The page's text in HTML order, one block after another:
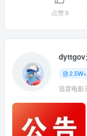
点赞9
dyttgov
2.5W+